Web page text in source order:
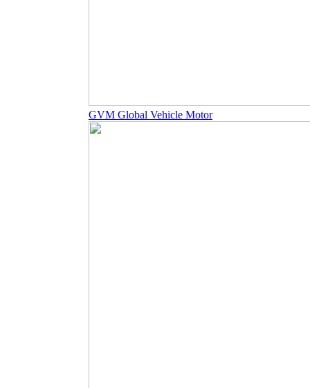
GVM Global Vehicle Motor